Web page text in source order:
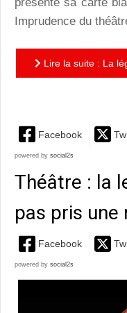
Imprudence du
Lire la suite : La
Facebook
powered by social2s
Théâtre : la
pas pris une
Facebook
powered by social2s